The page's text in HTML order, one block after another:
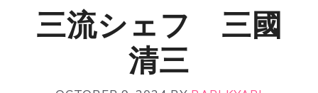
三流シェフ 三國
清三